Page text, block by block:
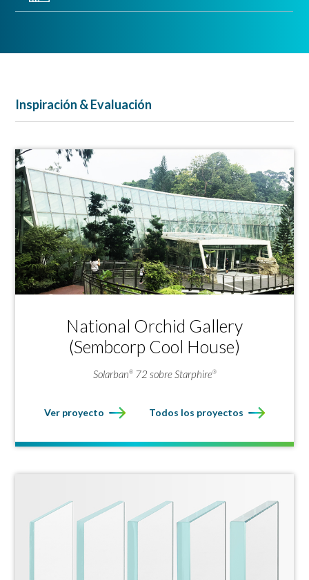
Inspiración & Evaluación
National Orchid Gallery
(Sembcorp Cool House)
Solarban®72 sobre Starphire®
Ver proyecto Todos los proyectos